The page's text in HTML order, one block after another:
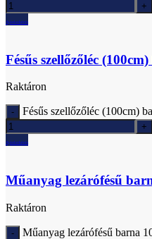
Ajánlatkérés
Fésűs szellőzőléc
Raktáron
Fésűs szellőzőléc (100cm)
Ajánlatkérés
Műanyag lezárófésű
Raktáron
Műanyag lezárófésű barna